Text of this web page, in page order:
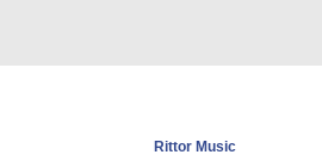
Rittor Music